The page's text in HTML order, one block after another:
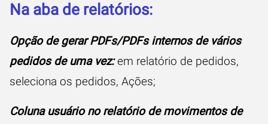
Na aba de relatórios:
Opção de gerar PDFs/PDFs internos de vários
pedidos de uma vez:em relatório de pedidos,
seleciona os pedidos, Ações;
Coluna usuário no relatório de movimentos de